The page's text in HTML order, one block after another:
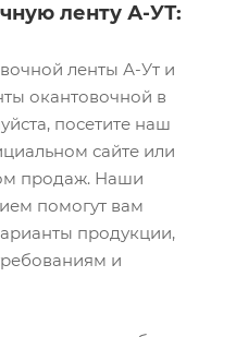
ленту А-УТ:
ленты А-Ут и
окантовочной в
посетите наш
сайте или
продаж. Наши
помогут вам
продукции,
и